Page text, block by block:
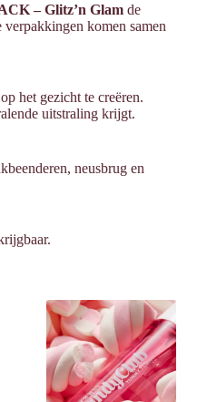
– Glitz’n Glam de
komen samen
het gezicht te creëren.
uitstraling krijgt.
neusbrug en